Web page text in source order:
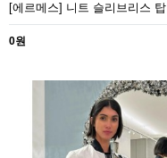
[에르메스] 니트 슬리브리스 탑
0원